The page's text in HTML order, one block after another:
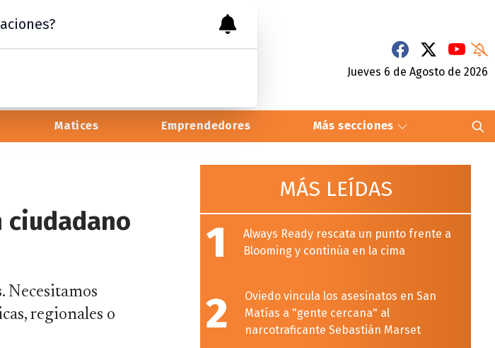
Jueves 6 de Agosto de 2026
Matices Emprendedores Más secciones
ciudadano
Necesitamos
regionales o
MÁS LEÍDAS
1
Always Ready rescata un punto frente a
Blooming y continúa en la cima
2
Oviedo vincula los asesinatos en San
Matías a "gente cercana" al
narcotraficante Sebastián Marset